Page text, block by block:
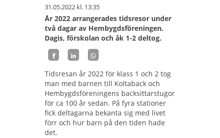
31.05.2022 kl. 13:35
År 2022 arrangerades tidsresor under
två dagar av Hembygdsföreningen.
Dagis, förskolan och åk 1-2 deltog.
Tidsresan år 2022 för klass 1 och 2 tog
man med barnen till Koltaback och
Hembygdsföreningens backsittarstugor
för ca 100 år sedan. På fyra stationer
fick deltagarna bekanta sig med livet
förr och hur barn på den tiden hade
det.